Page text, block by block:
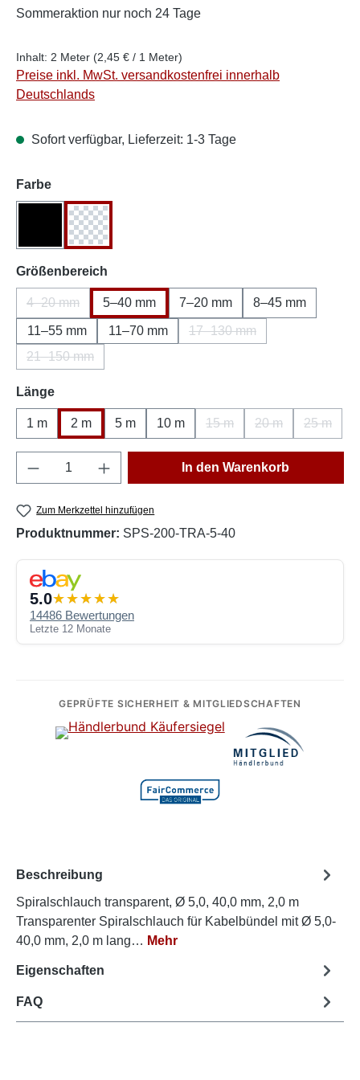
Sommeraktion nur noch 24 Tage
Inhalt: 2 Meter (2,45 € / 1 Meter)
Preise inkl. MwSt. versandkostenfrei innerhalb
Deutschlands
Sofort verfügbar, Lieferzeit: 1-3 Tage
Farbeauswählen
SchwarzTransparent
Größenbereich
4–20 mm
(Diese Option ist zurzeit nicht verfügbar.)
5–40 mm 7–20 mm 8–45 mm
11–55 mm 11–70 mm 17–130 mm
(Diese Option ist zurzeit
21–150 mm
(Diese Option ist zurzeit nicht verfügbar.)
Längeauswählen
1 m 2 m 5 m 10 m 15 m 20 m 25 m
Produkt Anzahl: Gib den gewünschten
In den Warenkorb
Zum Merkzettel hinzufügen
Produktnummer: SPS-200-TRA-5-40
5.0
14486 Bewertungen
Letzte 12 Monate
GEPRÜFTE SICHERHEIT & MITGLIEDSCHAFTEN
Beschreibung
Spiralschlauch transparent, Ø 5,0, 40,0 mm, 2,0 m
Transparenter Spiralschlauch für Kabelbündel mit Ø 5,0-
40,0 mm, 2,0 m lang… Mehr
Eigenschaften
FAQ